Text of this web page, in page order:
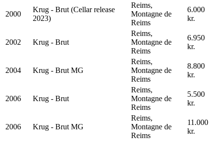
2000
Krug - Brut (Cellar release
2023)
Reims,
Montagne de
Reims
6.000
kr.
2002 Krug - Brut
Reims,
Montagne de
Reims
6.950
kr.
2004 Krug - Brut MG
Reims,
Montagne de
Reims
8.800
kr.
2006 Krug - Brut
Reims,
Montagne de
Reims
5.500
kr.
2006 Krug - Brut MG
Reims,
Montagne de
Reims
11.000
kr.